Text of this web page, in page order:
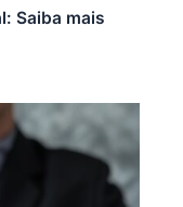
Saiba mais